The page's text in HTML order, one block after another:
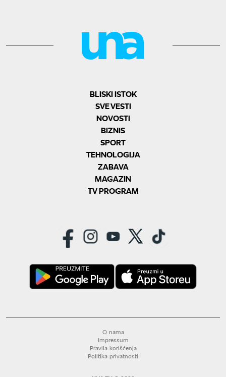
BLISKI ISTOK
SVE VESTI
NOVOSTI
BIZNIS
SPORT
TEHNOLOGIJA
ZABAVA
MAGAZIN
TV PROGRAM
O nama
Impressum
Pravila korišćenja
Politika privatnosti